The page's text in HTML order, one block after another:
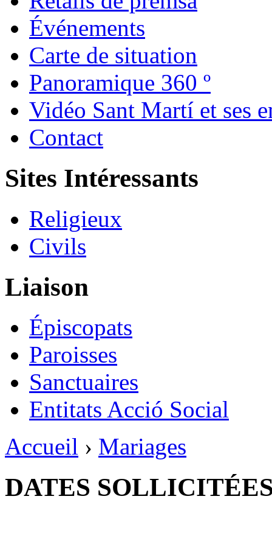
Événements
Carte de situation
Panoramique 360 º
Vidéo Sant Martí et ses
Contact
Sites Intéressants
Religieux
Civils
Liaison
Épiscopats
Paroisses
Sanctuaires
Entitats Acció Social
Accueil › Mariages
DATES